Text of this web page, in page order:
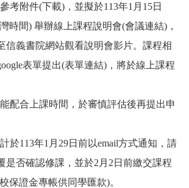
考附件(下載)，並擬於113年1月15日
時間) 舉辦線上課程說明會(會議連結)，
信義書院網站觀看說明會影片。課程相
表單提出(表單連結)，將於線上課程
配合上課時間，於審慎評估後再提出申
於113年1月29日前以email方式通知，請
是否確認修課，並於2月2日前繳交課程
保證金專帳供同學匯款)。